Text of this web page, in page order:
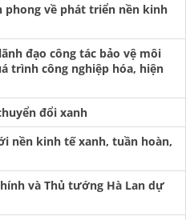
phong về phát triển nền kinh
đạo công tác bảo vệ môi
trình công nghiệp hóa, hiện
đổi xanh
nền kinh tế xanh, tuần hoàn,
và Thủ tướng Hà Lan dự